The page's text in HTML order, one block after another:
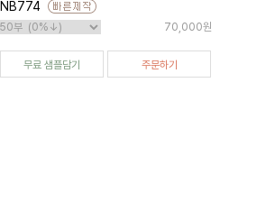
NB774
70,000원
무료 샘플담기 주문하기